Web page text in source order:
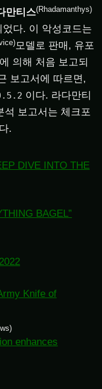
만티스(Rhadamanthys)
다. 이 악성코드는
모델로 판매, 유포
에 의해 처음 보고되
보고서에 따르면,
이다. 라다만티
석 보고서는 체크포
.
DIVE INTO THE
BAGEL”
Knife of
enhances